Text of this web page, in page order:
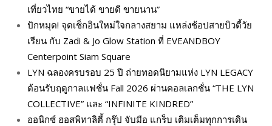
เที่ยวไทย “ขายได้ ขายดี ขายนาน”
ปักหมุด! จุดเช็กอินใหม่ใจกลางสยาม แหล่งช้อปสายบิวตี้วัย
เรียน กับ Zadi & Jo Glow Station ที่ EVEANDBOY
Centerpoint Siam Square
LYN ฉลองครบรอบ 25 ปี ถ่ายทอดนิยามแห่ง LYN LEGACY
ต้อนรับฤดูกาลแฟชั่น Fall 2026 ผ่านคอลเลกชั่น “THE LYN
COLLECTIVE” และ “INFINITE KINDRED”
ออนิกซ์ ฮอสพิทาลิตี้ กรุ๊ป จับมือ แกร็บ เติมเต็มทุกการเดิน